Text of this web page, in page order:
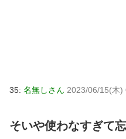
35: 名無しさん 2023/06/15(木)
そいや使わなすぎて